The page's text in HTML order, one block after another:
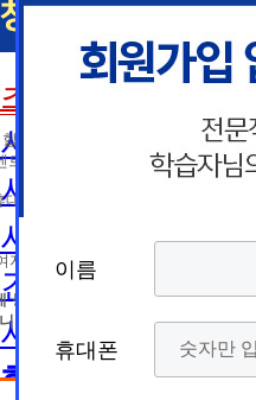
사회복지사
초보길잡이
사회복지사란
사회복지사2급
사회복지사1급
건강가정사
사회복지학사/
한국어교원
폰
* 날짜입력 키보드 사용법
- page up/down 키 = 다음달/이전
- ctrl+ 방향키 좌,우, 위, 아래 = 날
짜선택
폰
* 날짜입력 키보드 사용법
- page up/down 키 = 다음달/이전
- ctrl+ 방향키 좌,우, 위, 아래 = 날
짜선택
이름
휴대폰
이름
휴대폰
이름
휴대폰
이름
휴대폰
인혜택 제공
등 광고성 정보 제공, 통계자료 활
폰 번호
의 해지나 개인정보 삭제요청 시까
동의하지 않을 수 있습니다.
다.